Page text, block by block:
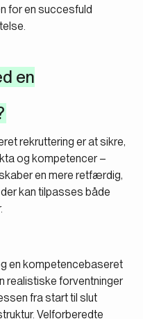
for en succesfuld
en
rekruttering er at sikre,
og kompetencer –
en mere retfærdig,
kan tilpasses både
en kompetencebaseret
realistiske forventninger
fra start til slut
Velforberedte